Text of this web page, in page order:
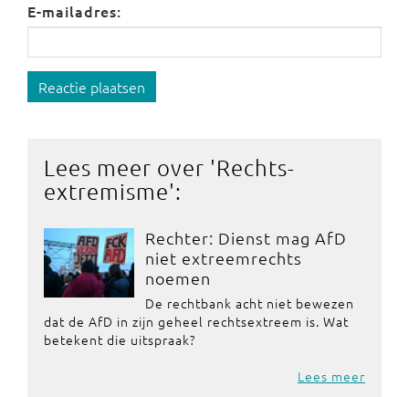
E-mailadres:
Reactie plaatsen
Lees meer over 'Rechts-
extremisme':
Rechter: Dienst mag AfD
niet extreemrechts
noemen
De rechtbank acht niet bewezen
dat de AfD in zijn geheel rechtsextreem is. Wat
betekent die uitspraak?
Lees meer